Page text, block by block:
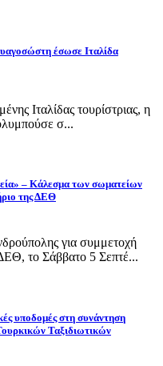
έσωσε Ιταλίδα
Ιταλίδας τουρίστριας, η
σ...
– Κάλεσμα των σωματείων
της ΔΕΘ
για συμμετοχή
το Σάββατο 5 Σεπτέ...
υποδομές στη συνάντηση
Ταξιδιωτικών